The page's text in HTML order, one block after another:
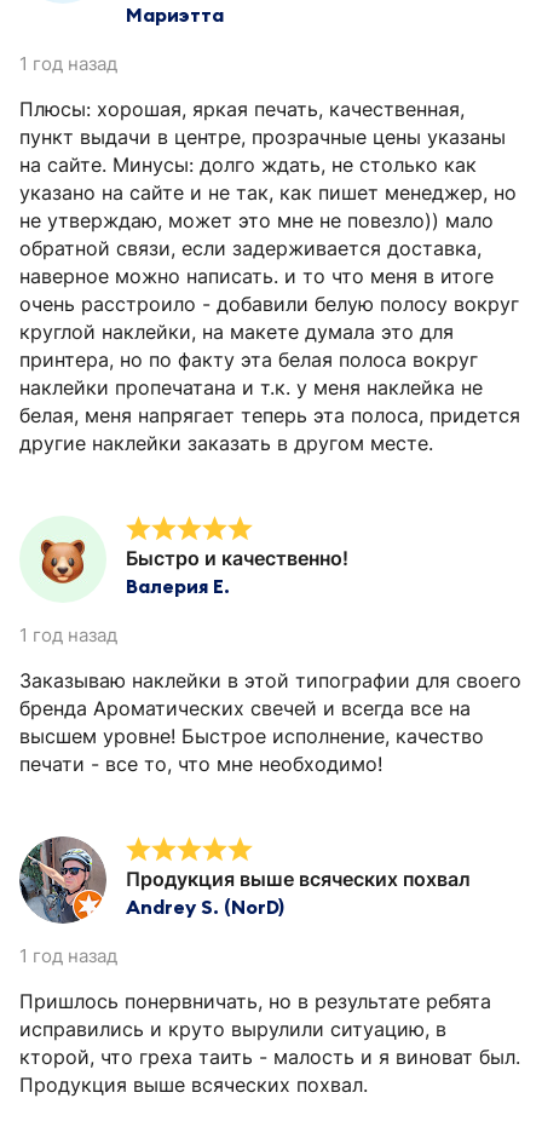
Мариэтта
1 год назад
Плюсы: хорошая, яркая печать, качественная,
пункт выдачи в центре, прозрачные цены указаны
на сайте. Минусы: долго ждать, не столько как
указано на сайте и не так, как пишет менеджер, но
не утверждаю, может это мне не повезло)) мало
обратной связи, если задерживается доставка,
наверное можно написать. и то что меня в итоге
очень расстроило - добавили белую полосу вокруг
круглой наклейки, на макете думала это для
принтера, но по факту эта белая полоса вокруг
наклейки пропечатана и т.к. у меня наклейка не
белая, меня напрягает теперь эта полоса, придется
другие наклейки заказать в другом месте.
Быстро и качественно!
Валерия Е.
1 год назад
Заказываю наклейки в этой типографии для своего
бренда Ароматических свечей и всегда все на
высшем уровне! Быстрое исполнение, качество
печати - все то, что мне необходимо!
Продукция выше всяческих похвал
Andrey S. (NorD)
1 год назад
Пришлось понервничать, но в результате ребята
исправились и круто вырулили ситуацию, в
кторой, что греха таить - малость и я виноват был.
Продукция выше всяческих похвал.